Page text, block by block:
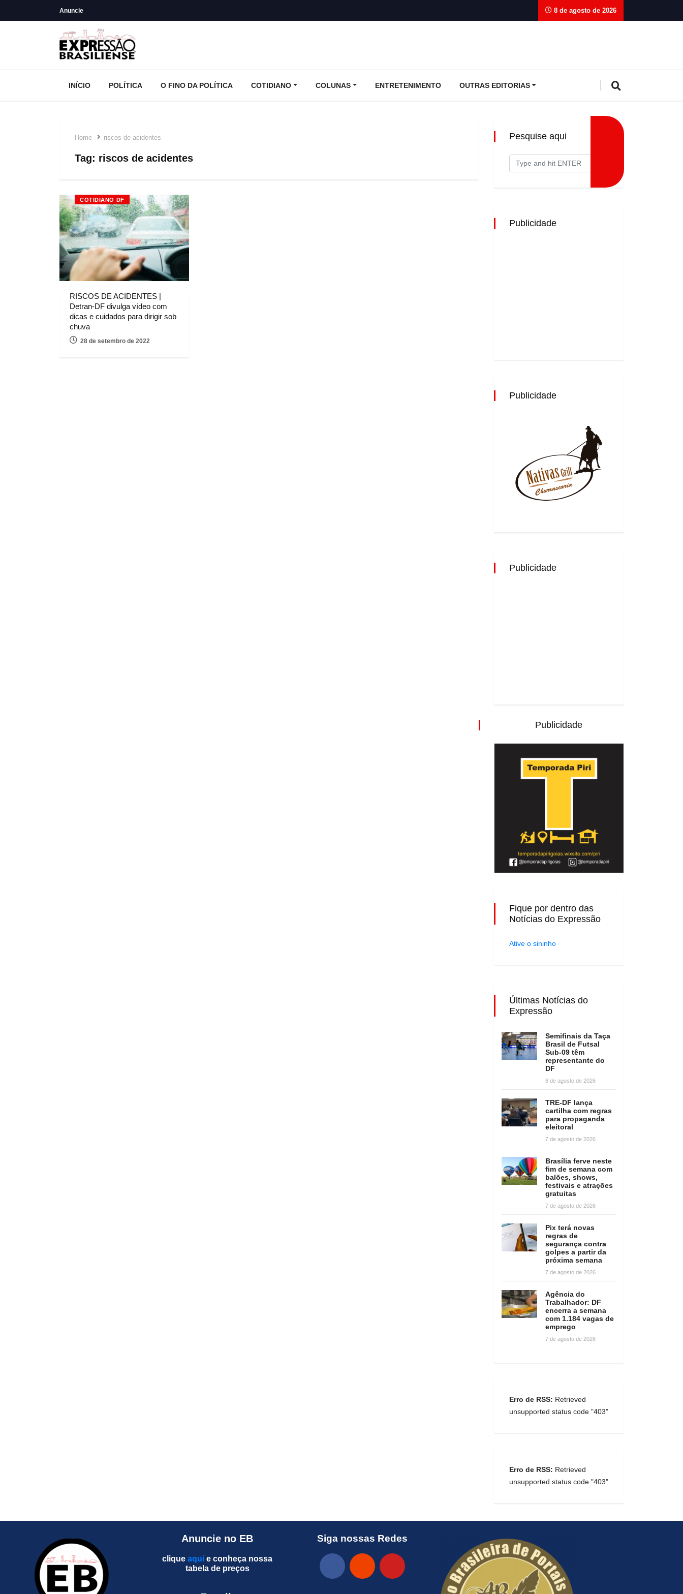
Anuncie 8 de agosto de 2026
INÍCIO POLÍTICA O FINO DA POLÍTICA COTIDIANO COLUNAS ENTRETENIMENTO OUTRAS EDITORIAS
Home riscos de acidentes
Tag: riscos de acidentes
COTIDIANO DF
RISCOS DE ACIDENTES |
Detran-DF divulga vídeo com
dicas e cuidados para dirigir sob
chuva
28 de setembro de 2022
Pesquise aqui
Publicidade
Publicidade
Publicidade
Publicidade
Fique por dentro das
Notícias do Expressão
Ative o sininho
Últimas Notícias do
Expressão
Semifinais da Taça
Brasil de Futsal
Sub-09 têm
representante do
DF
8 de agosto de 2026
TRE-DF lança
cartilha com regras
para propaganda
eleitoral
7 de agosto de 2026
Brasília ferve neste
fim de semana com
balões, shows,
festivais e atrações
gratuitas
7 de agosto de 2026
Pix terá novas
regras de
segurança contra
golpes a partir da
próxima semana
7 de agosto de 2026
Agência do
Trabalhador: DF
encerra a semana
com 1.184 vagas de
emprego
7 de agosto de 2026
Erro de RSS: Retrieved
unsupported status code "403"
Erro de RSS: Retrieved
unsupported status code "403"
Anuncie no EB
clique aqui e conheça nossa
tabela de preços
Siga nossas Redes